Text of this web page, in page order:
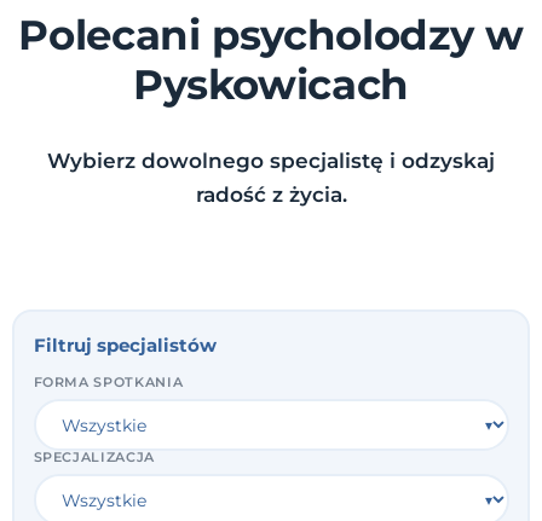
Polecani psycholodzy w
Pyskowicach
Wybierz dowolnego specjalistę i odzyskaj
radość z życia.
Filtruj specjalistów
FORMA SPOTKANIA
SPECJALIZACJA